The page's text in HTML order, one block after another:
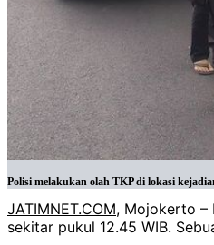
Polisi melakukan olah TKP di lokasi
JATIMNET.COM, Mojokerto –
sekitar pukul 12.45 WIB.